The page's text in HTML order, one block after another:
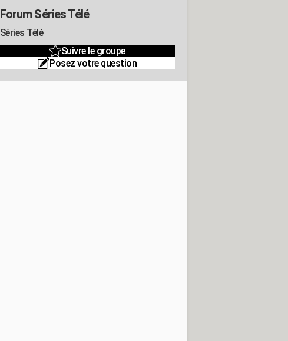
Forum Séries Télé
Séries Télé
Suivre le groupe
Posez votre question